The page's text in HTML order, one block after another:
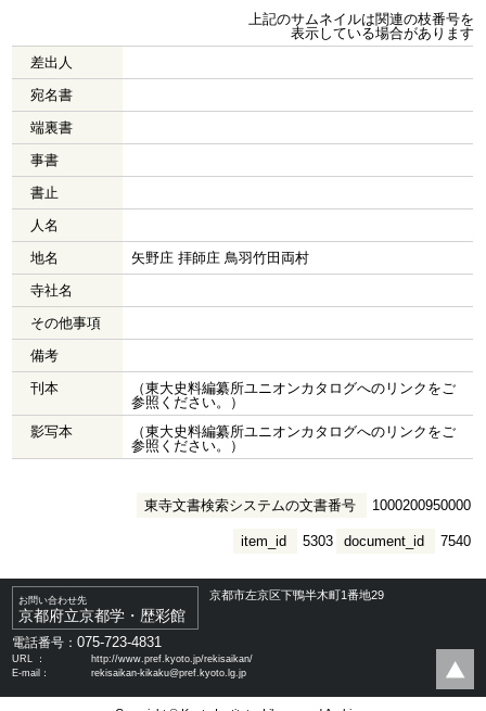
上記のサムネイルは関連の枝番号を
表示している場合があります
差出人
宛名書
端裏書
事書
書止
人名
地名
矢野庄 拝師庄 鳥羽竹田両村
寺社名
その他事項
備考
刊本
（東大史料編纂所ユニオンカタログへのリンクをご
参照ください。）
影写本
（東大史料編纂所ユニオンカタログへのリンクをご
参照ください。）
東寺文書検索システムの文書番号 1000200950000
document_id 7540
item_id 5303
お問い合わせ先
京都府立京都学・歴彩館
京都市左京区下鴨半木町1番地29
電話番号：075-723-4831
URL ：
http://www.pref.kyoto.jp/rekisaikan/
E-mail：
rekisaikan-kikaku@pref.kyoto.lg.jp